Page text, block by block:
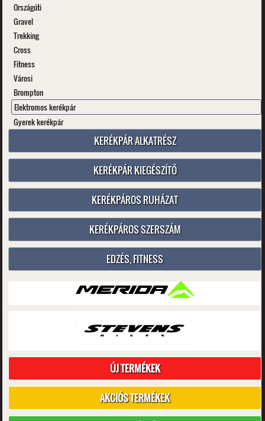
Országúti
Gravel
Trekking
Cross
Fitness
Városi
Brompton
Elektromos kerékpár
Gyerek kerékpár
KERÉKPÁR ALKATRÉSZ
KERÉKPÁR KIEGÉSZÍTŐ
KERÉKPÁROS RUHÁZAT
KERÉKPÁROS SZERSZÁM
EDZÉS, FITNESS
ÚJ TERMÉKEK
AKCIÓS TERMÉKEK